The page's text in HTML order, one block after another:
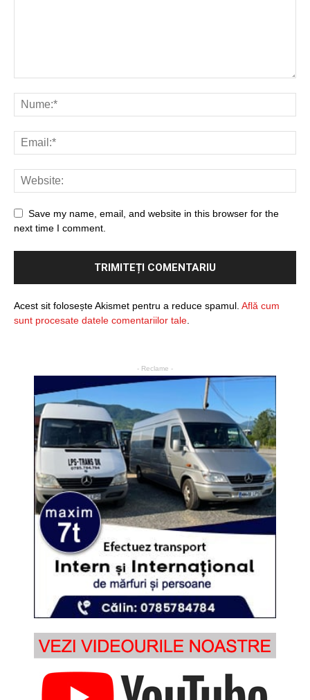
Save my name, email, and website in this browser for the
next time I comment.
Acest sit folosește Akismet pentru a reduce spamul. Află cum
sunt procesate datele comentariilor tale.
- Reclame -